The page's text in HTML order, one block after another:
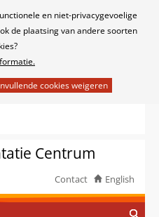
en niet-privacygevoelige
de plaatsing van andere soorten
Centrum
Contact English